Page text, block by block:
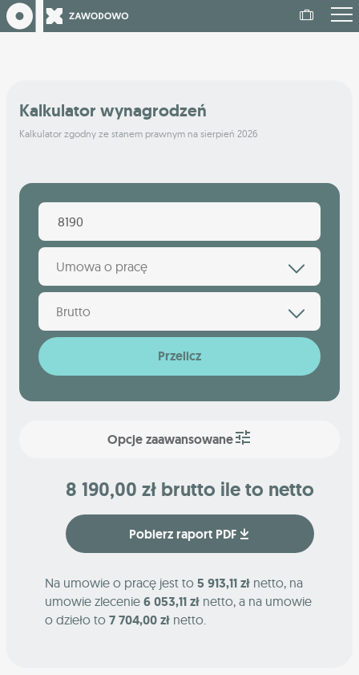
Kalkulator wynagrodzeń
Kalkulator zgodny ze stanem prawnym na sierpień 2026
Umowa o pracę
Brutto
Przelicz
Opcje zaawansowane
8 190,00 zł brutto ile to netto
Pobierz raport PDF
Na umowie o pracę jest to 5 913,11 zł netto, na
umowie zlecenie 6 053,11 zł netto, a na umowie
o dzieło to 7 704,00 zł netto.